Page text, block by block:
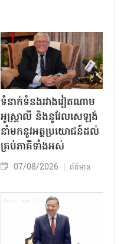
ទំនាក់ទំនងរវាងវៀតណាម
អូស្ត្រាលី និងនូវែលសេឡង់
នាំមកនូវអត្ថប្រយោជន៍ដល់
គ្រប់ភាគីទាំងអស់
07/08/2026 ព័ត៌មាន